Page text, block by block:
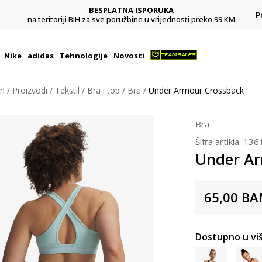
BESPLATNA ISPORUKA
na teritoriji BIH za sve poružbine u vrijednosti preko 99 KM
Nike adidas Tehnologije Novosti
Proizvodi Tekstil Bra i top Bra Under Armour Crossback
Bra
Šifra artikla:
Under
65,00
Dostupno u